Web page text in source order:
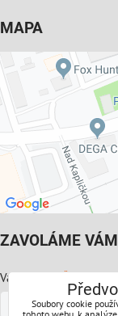
MAPA
ZAVOLÁME
Váš telefon:*
Soubory cookie